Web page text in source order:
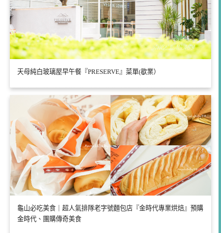
天母純白玻璃屋早午餐『PRESERVE』菜單(歇業）
龜山必吃美食｜超人氣排隊老字號麵包店『金時代專業烘焙』預購
金時代、團購傳奇美食